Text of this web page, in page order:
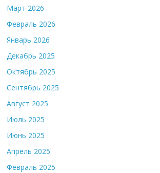
Март 2026
Февраль 2026
Январь 2026
Декабрь 2025
Октябрь 2025
Сентябрь 2025
Август 2025
Июль 2025
Июнь 2025
Апрель 2025
Февраль 2025